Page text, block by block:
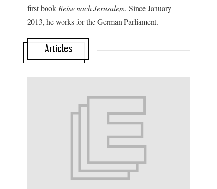
first book Reise nach Jerusalem. Since January
2013, he works for the German Parliament.
Articles